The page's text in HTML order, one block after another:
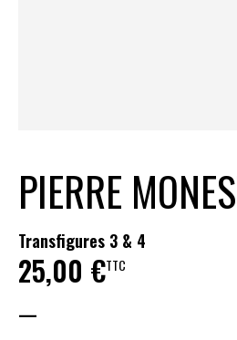
PIERRE
Transfigures 3 & 4
25,00 €TTC
—